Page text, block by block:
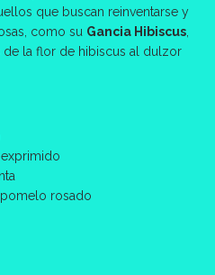
que buscan reinventarse y
como su Gancia Hibiscus
la flor de hibiscus al dulzor
rosado